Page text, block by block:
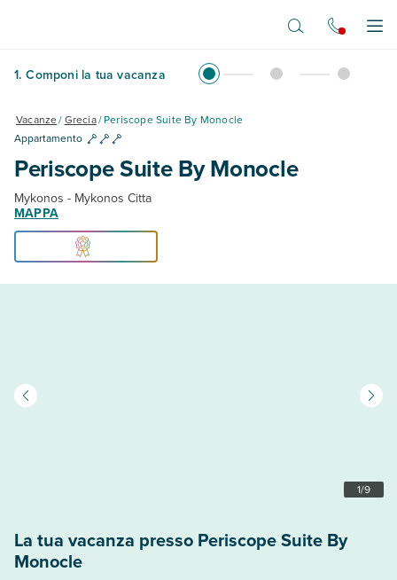
1. Componi la tua vacanza
Vacanze/Grecia/Periscope Suite By Monocle
Appartamento
Periscope Suite By Monocle
Mykonos - Mykonos Citta
MAPPA
1/9
La tua vacanza presso Periscope Suite By
Monocle